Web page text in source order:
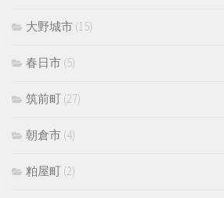
大野城市 (15)
春日市 (5)
筑前町 (27)
朝倉市 (4)
粕屋町 (2)